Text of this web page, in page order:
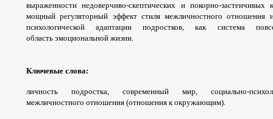
выраженностинедоверчиво-скептических и покорно-застенчивых
мощныйрегуляторный эффект стиля межличностногоотношения
психологической адаптации подростков, как система
область эмоциональной жизни.
Ключевые слова:
личность подростка, современный мир, социально-
межличностного отношения (отношения к окружающим).